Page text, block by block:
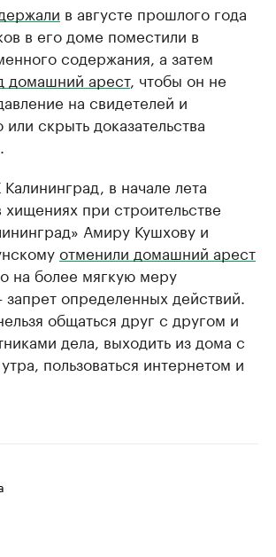
в августе прошлого года
в его доме поместили в
содержания, а затем
домашний арест, чтобы он не
на свидетелей и
скрыть доказательства
в начале лета
при строительстве
Амиру Кушхову и
отменили домашний арест
на более мягкую меру
определенных действий.
общаться друг с другом и
дела, выходить из дома с
пользоваться интернетом и